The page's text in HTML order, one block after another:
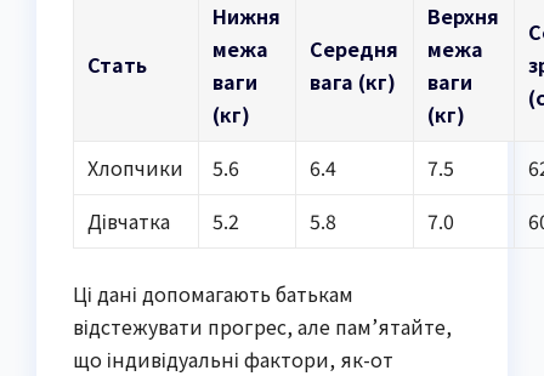
Стать
Нижня
межа
ваги
(кг)
Середня
вага (кг)
Верхня
межа
ваги
(кг)
Хлопчики 5.6 6.4 7.5
Дівчатка
5.2 5.8 7.0
Ці дані допомагають батькам
відстежувати прогрес, але пам’ятайте,
що індивідуальні фактори, як-от